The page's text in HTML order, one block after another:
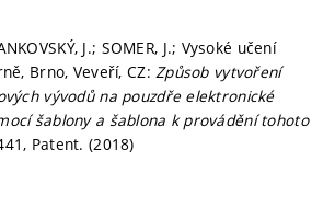
J.; SOMER, J.; Vysoké učení
Brno, Veveří, CZ:Způsob vytvoření
vývodů na pouzdře elektronické
šablony a šablona k provádění tohoto
Patent. (2018)